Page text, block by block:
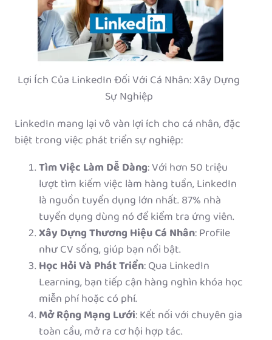
Lợi Ích Của LinkedIn Đối Với Cá Nhân: Xây Dựng
Sự Nghiệp
LinkedIn mang lại vô vàn lợi ích cho cá nhân, đặc
biệt trong việc phát triển sự nghiệp:
Tìm Việc Làm Dễ Dàng: Với hơn 50 triệu
lượt tìm kiếm việc làm hàng tuần, LinkedIn
là nguồn tuyển dụng lớn nhất. 87% nhà
tuyển dụng dùng nó để kiểm tra ứng viên.
Xây Dựng Thương Hiệu Cá Nhân: Profile
như CV sống, giúp bạn nổi bật.
Học Hỏi Và Phát Triển: Qua LinkedIn
Learning, bạn tiếp cận hàng nghìn khóa học
miễn phí hoặc có phí.
Mở Rộng Mạng Lưới: Kết nối với chuyên gia
toàn cầu, mở ra cơ hội hợp tác.